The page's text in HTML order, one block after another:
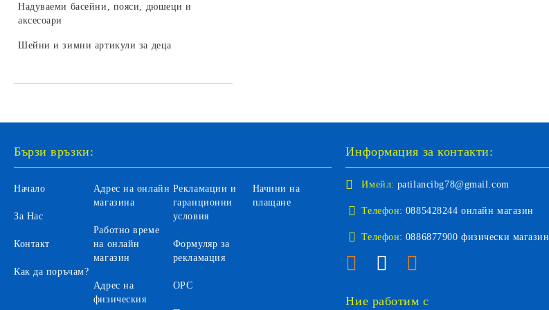
LEGO SONIC
LEGO DISNEY
LEGO Fortnite
LEGO Gabby's Dollhouse
Камиони за деца
Селскостопански машини за деца
Трансформъри и роботи
Хоби модели за сглобяване
колекционери
Бебешки играчки за легло и колички
Играчки и залъгалки за бебета
бебета
Вани и аксесоари за къпане на
бебета
Бебешки гърнета и седалки
Аксесоари за баня и тоалетна
Детски инхалатори и термометри
Надуваеми басейни, пояси, дюшеци и
аксесоари
Шейни и зимни артикули за деца
Бързи връзки:
Начало
За Нас
Контакт
Как да поръчам?
Адрес на онлайн
магазина
Работно време
на онлайн
магазин
Адрес на
физическия
Рекламации и
гаранционни
условия
Формуляр за
рекламация
ОРС
Начини на
плащане
Информация за контакти:
Имейл: patilancibg78@gmail.com
Телефон: 0885428244 онлайн магазин
Телефон: 0886877900 физически магазин
Ние работим с